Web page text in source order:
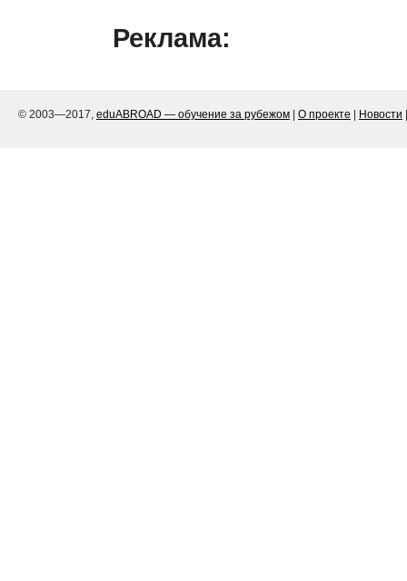
Реклама:
© 2003—2017, eduABROAD — обучение за рубежом О проекте Новости